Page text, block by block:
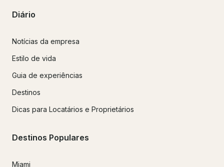
Diário
Notícias da empresa
Estilo de vida
Guia de experiências
Destinos
Dicas para Locatários e Proprietários
Destinos Populares
Miami